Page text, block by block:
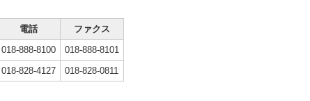
電話
ファクス
018-888-8100
018-888-8101
018-828-4127 018-828-0811